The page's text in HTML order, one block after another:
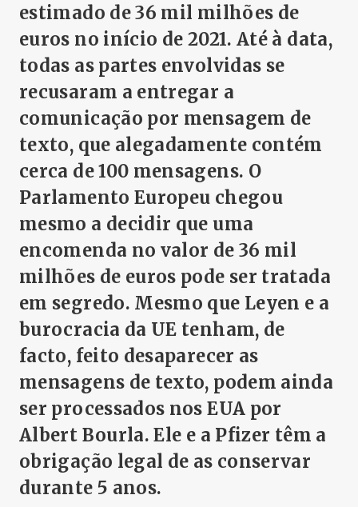
estimado de 36 mil milhões de
euros no início de 2021. Até à data,
todas as partes envolvidas se
recusaram a entregar a
comunicação por mensagem de
texto, que alegadamente contém
cerca de 100 mensagens. O
Parlamento Europeu chegou
mesmo a decidir que uma
encomenda no valor de 36 mil
milhões de euros pode ser tratada
em segredo. Mesmo que Leyen e a
burocracia da UE tenham, de
facto, feito desaparecer as
mensagens de texto, podem ainda
ser processados nos EUA por
Albert Bourla. Ele e a Pfizer têm a
obrigação legal de as conservar
durante 5 anos.